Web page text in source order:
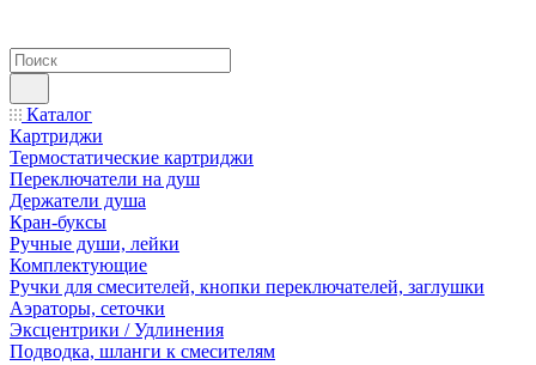
Каталог
Картриджи
Термостатические картриджи
Переключатели на душ
Держатели душа
Кран-буксы
Ручные души, лейки
Комплектующие
Ручки для смесителей, кнопки переключателей, заглушки
Аэраторы, сеточки
Эксцентрики / Удлинения
Подводка, шланги к смесителям